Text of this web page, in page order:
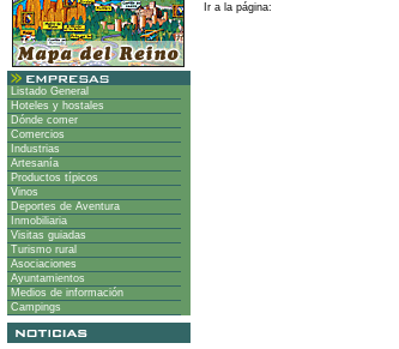
Listado General
Hoteles y hostales
Dónde comer
Comercios
Industrias
Artesanía
Productos típicos
Vinos
Deportes de Aventura
Inmobiliaria
Visitas guiadas
Turismo rural
Asociaciones
Ayuntamientos
Medios de información
Campings
Ir a la página: